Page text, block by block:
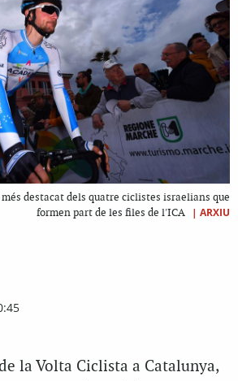
destacat dels quatre ciclistes israelians que
formen part de les files de l'ICA
| ARXIU
la Volta Ciclista a Catalunya,